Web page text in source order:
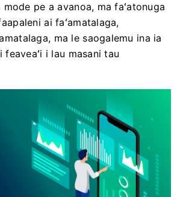
mode pe a avanoa, ma faʻatonuga
ai faʻamatalaga,
ma le saogalemu ina ia
i lau masani tau